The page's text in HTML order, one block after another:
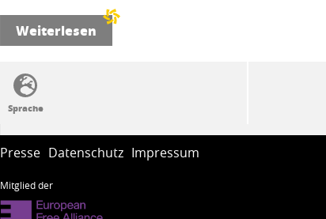
Weiterlesen
SSW-Politik von A bis Z
Presse Datenschutz Impressum
Mitglied der